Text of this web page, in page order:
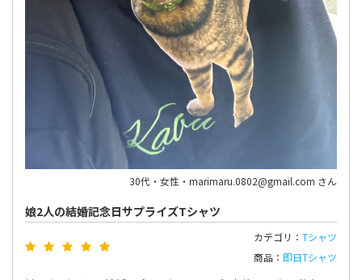
30代・女性・marimaru.0802@gmail.com さん
娘2人の結婚記念日サプライズTシャツ
カテゴリ： Tシャツ
商品： 即日Tシャツ